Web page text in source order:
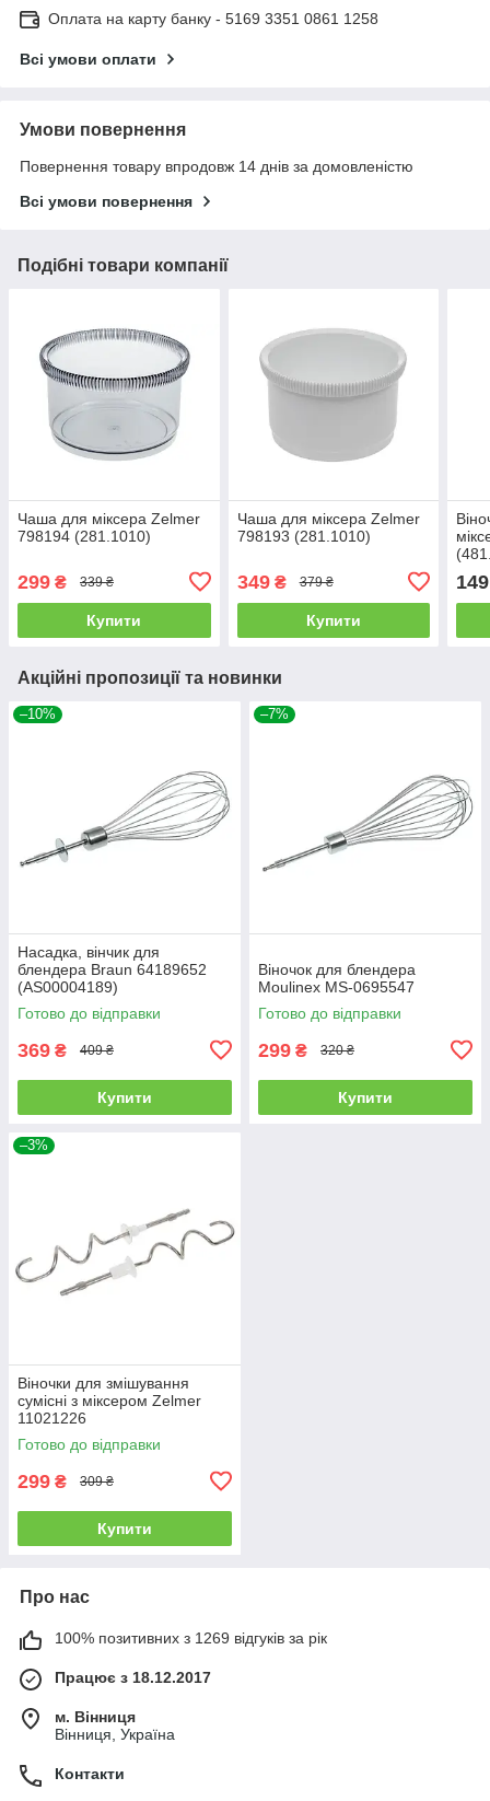
Оплата на карту банку - 5169 3351 0861 1258
Всі умови оплати
Умови повернення
Повернення товару впродовж 14 днів за домовленістю
Всі умови повернення
Подібні товари компанії
Чаша для міксера Zelmer
798194 (281.1010)
299 ₴ 339 ₴
Купити
Чаша для міксера Zelmer
798193 (281.1010)
349₴ 379 ₴
Купити
149
Акційні пропозиції та новинки
–10%
Насадка, вінчик для
блендера Braun 64189652
(AS00004189)
Готово до відправки
369 ₴ 409 ₴
Купити
–7%
Віночок для блендера
Moulinex MS-0695547
Готово до відправки
299 ₴ 320 ₴
Купити
–3%
Віночки для змішування
сумісні з міксером Zelmer
11021226
Готово до відправки
299 ₴ 309 ₴
Купити
Про нас
100% позитивних з 1269 відгуків за рік
Працює з 18.12.2017
м. Вінниця
Вінниця, Україна
Контакти